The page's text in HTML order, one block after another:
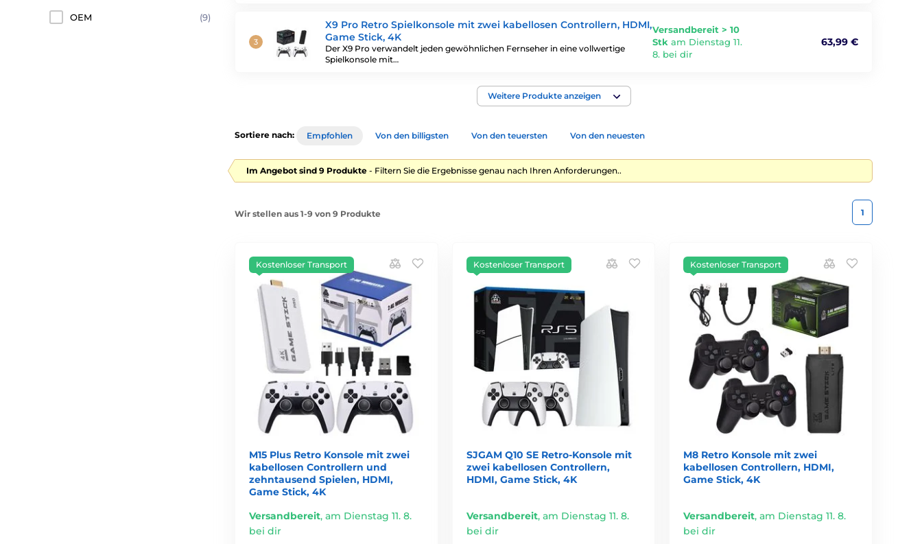
X9 Pro Retro Spielkonsole mit zwei kabellosen Controllern, HDMI,
Game Stick, 4K
Der X9 Pro verwandelt jeden gewöhnlichen Fernseher in eine vollwertige
Spielkonsole mit…
Versandbereit > 10
Stk am Dienstag 11.
8. bei dir
63,99 €
Weitere Produkte anzeigen
OEM (9)
Sortiere nach: Empfohlen Von den billigsten Von den teuersten Von den neuesten
Im Angebot sind 9 Produkte - Filtern Sie die Ergebnisse genau nach Ihren Anforderungen..
Wir stellen aus 1-9 von 9 Produkte 1
Kostenloser Transport
M15 Plus Retro Konsole mit zwei
kabellosen Controllern und
zehntausend Spielen, HDMI,
Game Stick, 4K
Versandbereit, am Dienstag 11. 8.
bei dir
Kostenloser Transport
SJGAM Q10 SE Retro-Konsole mit
zwei kabellosen Controllern,
HDMI, Game Stick, 4K
Versandbereit, am Dienstag 11. 8.
bei dir
Kostenloser Transport
M8 Retro Konsole mit zwei
kabellosen Controllern, HDMI,
Game Stick, 4K
Versandbereit,am Dienstag 11. 8.
bei dir